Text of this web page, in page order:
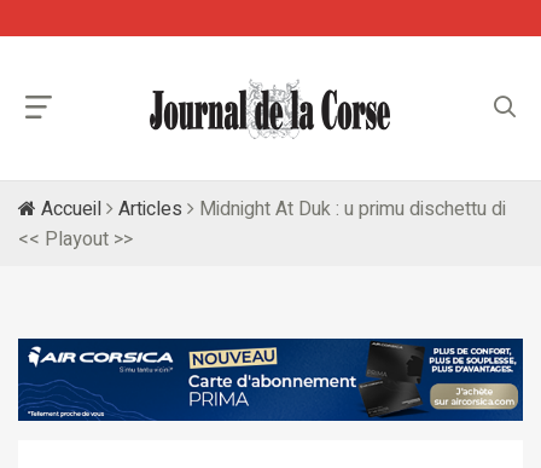
Accueil Articles
Midnight At Duk : u primu dischettu di
<< Playout >>